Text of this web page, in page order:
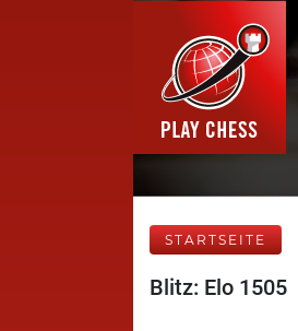
STARTSEITE
Blitz: Elo 1505